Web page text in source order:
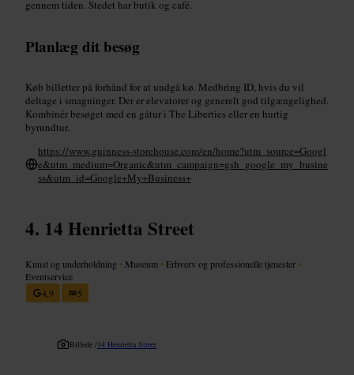
gennem tiden. Stedet har butik og café.
Planlæg dit besøg
Køb billetter på forhånd for at undgå kø. Medbring ID, hvis du vil
deltage i smagninger. Der er elevatorer og generelt god tilgængelighed.
Kombinér besøget med en gåtur i The Liberties eller en hurtig
byrundtur.
https://www.guinness-storehouse.com/en/home?utm_source=Googl
e&utm_medium=Organic&utm_campaign=gsh_google_my_busine
ss&utm_id=Google+My+Business+
14 Henrietta Street
Kunst og underholdning • Museum • Erhverv og professionelle tjenester •
Eventservice
4,9
5
Billede /14 Henrietta Street